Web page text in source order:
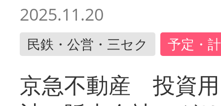
2025.11.20
民鉄・公営・三セク 予定・
京急不動産 投資